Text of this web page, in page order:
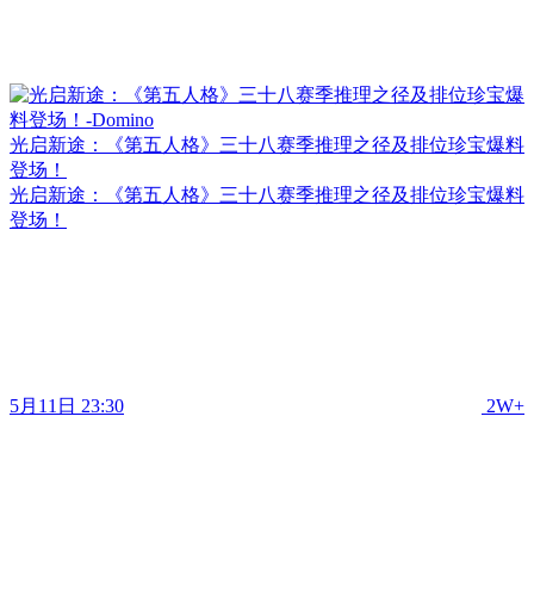
光启新途：《第五人格》三十八赛季推理之径及排位珍宝爆料
登场！
光启新途：《第五人格》三十八赛季推理之径及排位珍宝爆料
登场！
5月11日 23:30 2W+